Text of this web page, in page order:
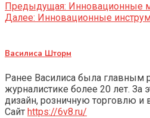
Предыдущая: Инновационные
Далее: Инновационные
Василиса Шторм
Ранее Василиса была главным
журналистике более 20 лет. За
дизайн, розничную торговлю и
Сайт https://6v8.ru/